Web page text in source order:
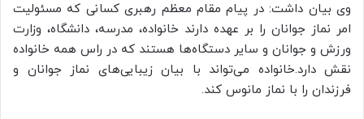
وی بیان داشت: در پیام مقام معظم رهبری کسانی که مسئولیت
امر نماز جوانان را بر عهده دارند خانواده، مدرسه، دانشگاه، وزارت
ورزش و جوانان و سایر دستگاه‌ها هستند که در راس همه خانواده
نقش دارد.خانواده می‌تواند با بیان زیبایی‌های نماز جوانان و
فرزندان را با نماز مانوس کند.